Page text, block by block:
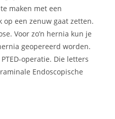
maken met een
op een zenuw gaat zetten.
Voor zo’n hernia kun je
geopereerd worden.
operatie. Die letters
Endoscopische